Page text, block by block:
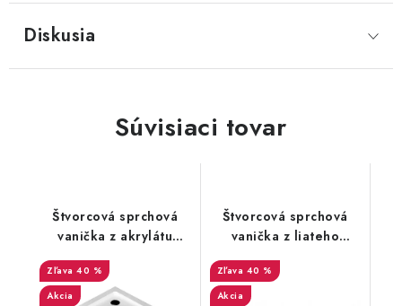
Diskusia
Súvisiaci tovar
Štvorcová sprchová
vanička z akrylátu
Sanovo TENOR
90x90x14 cm
40 %
Akcia
Štvorcová sprchová
vanička z liateho
mramoru Sanovo STAR
90x90x3 cm
40 %
Akcia